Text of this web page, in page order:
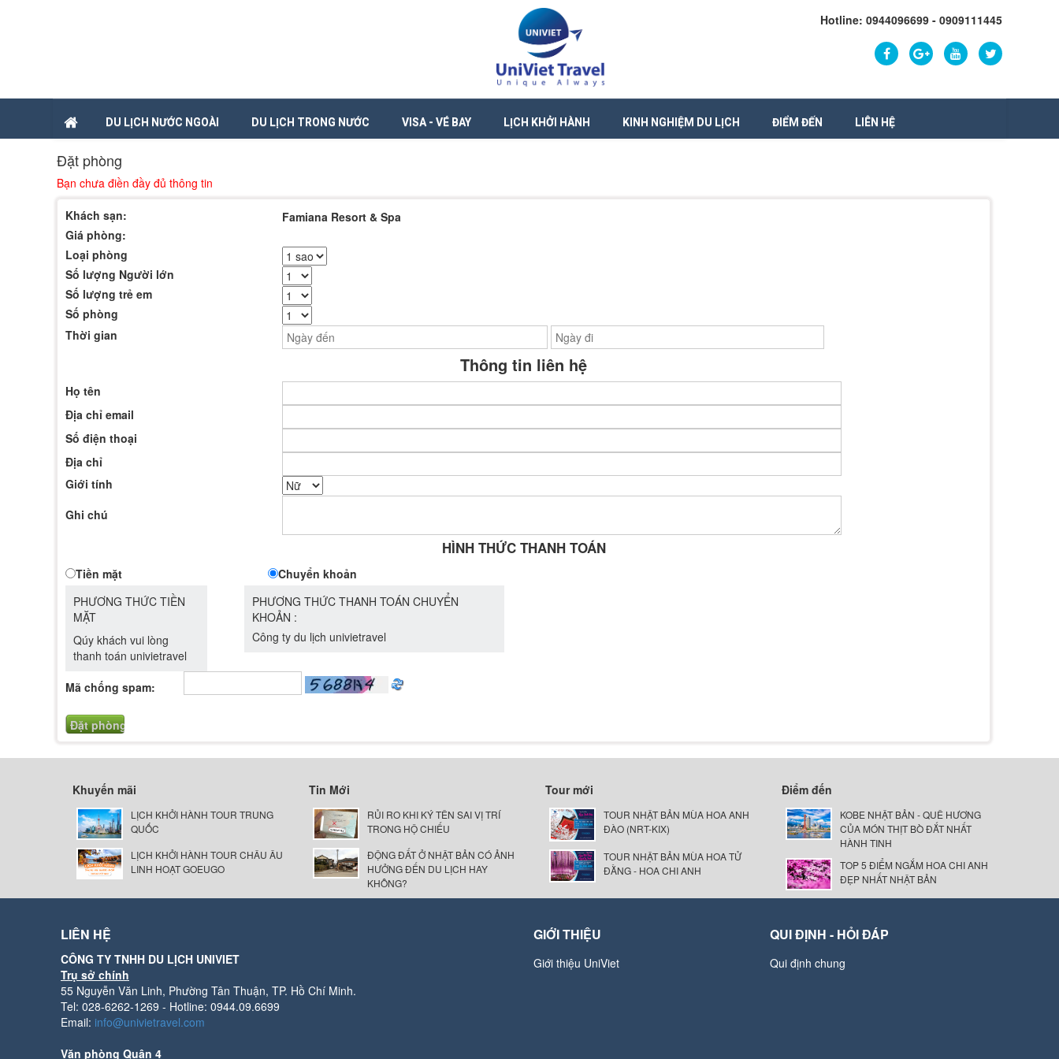
Hotline: 0944096699 - 0909111445
DU LỊCH NƯỚC NGOÀI DU LỊCH TRONG NƯỚC VISA - VÉ BAY LỊCH KHỞI HÀNH KINH NGHIỆM DU LỊCH ĐIỂM ĐẾN LIÊN HỆ
Đặt phòng
Bạn chưa điền đầy đủ thông tin
Khách sạn:
Famiana Resort & Spa
Giá phòng:
Loại phòng
Số lượng Người lớn
Số lượng trẻ em
Số phòng
Thời gian
Thông tin liên hệ
Họ tên
Địa chỉ email
Số điện thoại
Địa chỉ
Giới tính
Ghi chú
HÌNH THỨC THANH TOÁN
Tiền mặt
Chuyển khoản
PHƯƠNG THỨC TIỀN
MẶT
Qúy khách vui lòng
thanh toán univietravel
PHƯƠNG THỨC THANH TOÁN CHUYỂN
KHOẢN :
Công ty du lịch univietravel
Mã chống spam:
Khuyến mãi
LỊCH KHỞI HÀNH TOUR TRUNG
QUỐC
LỊCH KHỞI HÀNH TOUR CHÂU ÂU
LINH HOẠT GOEUGO
Tin Mới
RỦI RO KHI KÝ TÊN SAI VỊ TRÍ
TRONG HỘ CHIẾU
ĐỘNG ĐẤT Ở NHẬT BẢN CÓ ẢNH
HƯỞNG ĐẾN DU LỊCH HAY
KHÔNG?
Tour mới
TOUR NHẬT BẢN MÙA HOA ANH
ĐÀO (NRT-KIX)
TOUR NHẬT BẢN MÙA HOA TỬ
ĐẰNG - HOA CHI ANH
Điểm đến
KOBE NHẬT BẢN - QUÊ HƯƠNG
CỦA MÓN THỊT BÒ ĐẮT NHẤT
HÀNH TINH
TOP 5 ĐIỂM NGẮM HOA CHI ANH
ĐẸP NHẤT NHẬT BẢN
LIÊN HỆ
CÔNG TY TNHH DU LỊCH UNIVIET
Trụ sở chính
55 Nguyễn Văn Linh, Phường Tân Thuận, TP. Hồ Chí Minh.
Tel: 028-6262-1269 - Hotline: 0944.09.6699
Email: info@univietravel.com
Văn phòng Quận 4
GIỚI THIỆU
Giới thiệu UniViet
QUI ĐỊNH - HỎI ĐÁP
Qui định chung